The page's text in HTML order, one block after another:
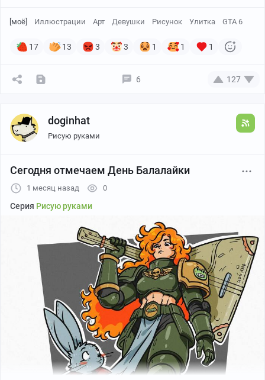
[моё] Иллюстрации Арт Девушки Рисунок Улитка GTA 6
17 13 3 3 1 1 1
6 127
doginhat
Рисую руками
Сегодня отмечаем День Балалайки
1 месяц назад 0
Серия Рисую руками